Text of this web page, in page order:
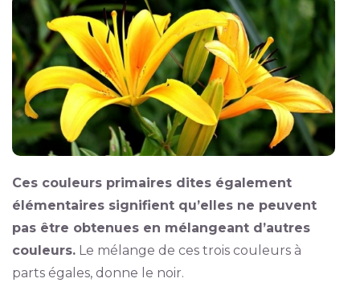
Ces couleurs primaires dites également
élémentaires signifient qu’elles ne peuvent
pas être obtenues en mélangeant d’autres
couleurs.Le mélange de ces trois couleurs à
parts égales, donne le noir.